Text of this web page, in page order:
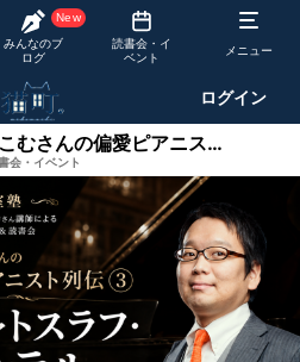
New
みんなのブ
ログ
読書会・イ
ベント
メニュー
ログイン
【講師 小室敬幸】こむさんの偏愛ピアニスト列伝③スヴャトスラフ・リヒテル
会・イベント